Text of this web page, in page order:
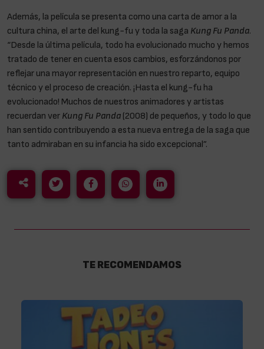
Además, la película se presenta como una carta de amor a la
cultura china, el arte del kung-fu y toda la saga Kung Fu Panda.
“Desde la última película, todo ha evolucionado mucho y hemos
tratado de tener en cuenta esos cambios, esforzándonos por
reflejar una mayor representación en nuestro reparto, equipo
técnico y el proceso de creación. ¡Hasta el kung-fu ha
evolucionado! Muchos de nuestros animadores y artistas
recuerdan ver Kung Fu Panda (2008) de pequeños, y todo lo que
han sentido contribuyendo a esta nueva entrega de la saga que
tanto admiraban en su infancia ha sido excepcional”.
TE RECOMENDAMOS